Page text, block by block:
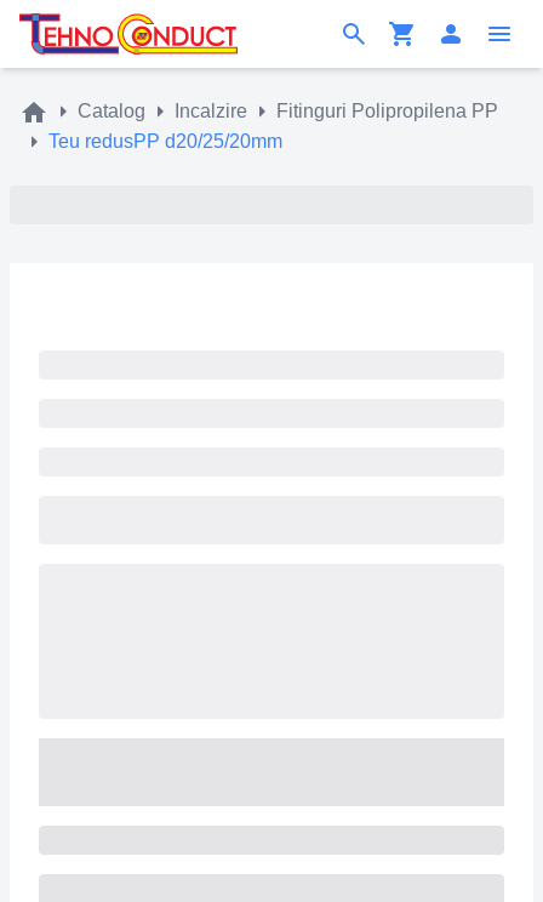
Catalog Incalzire
Fitinguri Polipropilena PP
Teu redusPP d20/25/20mm